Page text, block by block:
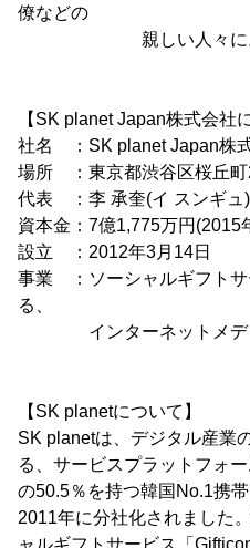
僚などの
親しい人々に
【SK planet Japan株式会社
社名 ：SK planet Japan株
場所 ：東京都渋谷区桜丘
代表 ：李 承奎(イ スンギュ)
資本金：7億1,775万円(2015
設立 ：2012年3月14日
事業 ：ソーシャルギフトサ
る、
インターネットメディ
【SK planetについて】
SK planetは、デジタル産業
る、サービスプラットフォ
の50.5％を持つ韓国No.1携
2011年に分社化されました
ャルギフトサービス「